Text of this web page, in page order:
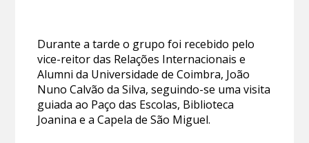
Durante a tarde o grupo foi recebido pelo
vice-reitor das Relações Internacionais e
Alumni da Universidade de Coimbra, João
Nuno Calvão da Silva, seguindo-se uma visita
guiada ao Paço das Escolas, Biblioteca
Joanina e a Capela de São Miguel.